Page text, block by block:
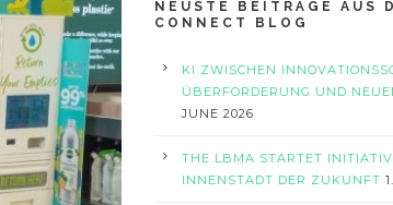
NEUSTE BEITRÄGE AUS
CONNECT BLOG
KI ZWISCHEN
ÜBERFORDERUNG UND
JUNE 2026
THE LBMA STARTET
INNENSTADT DER ZUKUNFT